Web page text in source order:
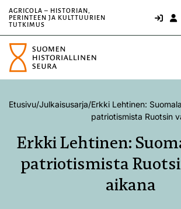
AGRICOLA – HISTORIAN,
PERINTEEN JA KULTTUURIEN
TUTKIMUS
Etusivu/Julkaisusarja/Erkki Lehtinen:
patriotismista Ruotsin
Erkki Lehtinen:
patriotismista
aikana